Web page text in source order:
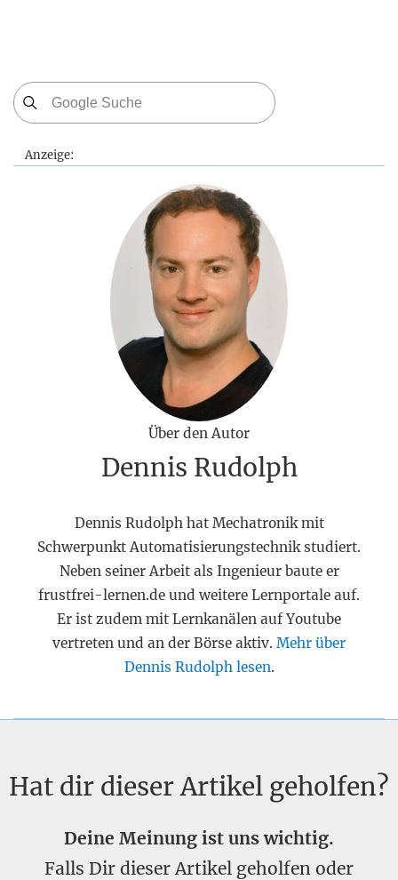
Anzeige:
Über den Autor
Dennis Rudolph
Dennis Rudolph hat Mechatronik mit
Schwerpunkt Automatisierungstechnik studiert.
Neben seiner Arbeit als Ingenieur baute er
frustfrei-lernen.de und weitere Lernportale auf.
Er ist zudem mit Lernkanälen auf Youtube
vertreten und an der Börse aktiv. Mehr über
Dennis Rudolph lesen.
Hat dir dieser Artikel geholfen?
Deine Meinung ist uns wichtig.
Falls Dir dieser Artikel geholfen oder